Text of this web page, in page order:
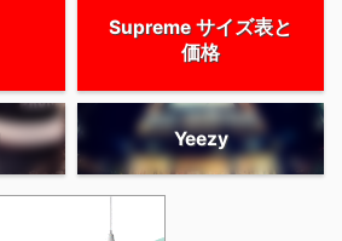
Supreme サイズ表と
価格
Yeezy